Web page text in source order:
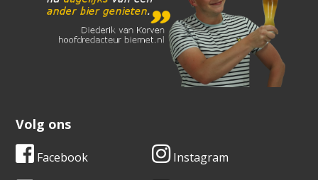
Volg ons
Facebook Instagram